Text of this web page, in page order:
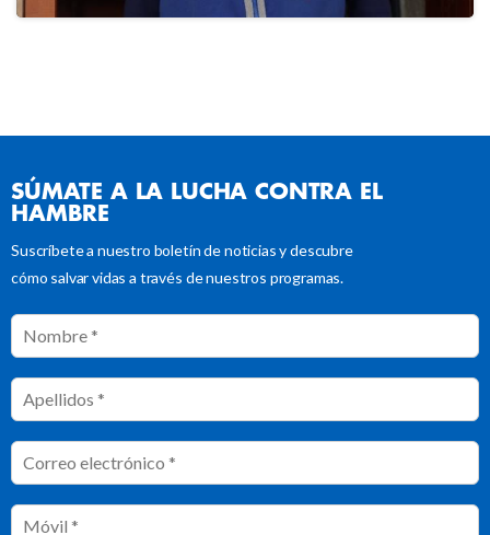
SÚMATE A LA LUCHA CONTRA EL
HAMBRE
Suscríbete a nuestro boletín de noticias y descubre
cómo salvar vidas a través de nuestros programas.